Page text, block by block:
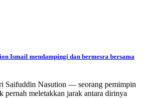
Ismail mendampingi dan bermesra bersama
Saifuddin Nasution — seorang pemimpin
pernah meletakkan jarak antara dirinya